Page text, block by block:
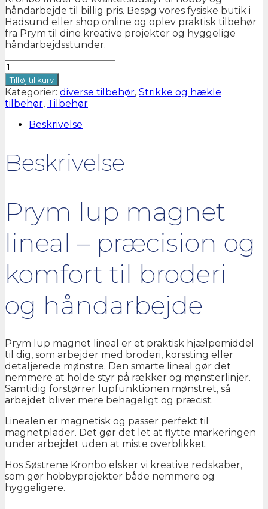
håndarbejde til billig pris. Besøg vores fysiske butik i
Hadsund eller shop online og oplev praktisk tilbehør
fra Prym til dine kreative projekter og hyggelige
håndarbejdsstunder.
Prym
lup
magnet
lineal
antal
Tilføj til kurv
Kategorier: diverse tilbehør, Strikke og hækle
tilbehør, Tilbehør
Beskrivelse
Beskrivelse
Prym lup magnet
lineal – præcision og
komfort til broderi
og håndarbejde
Prym lup magnet lineal er et praktisk hjælpemiddel
til dig, som arbejder med broderi, korssting eller
detaljerede mønstre. Den smarte lineal gør det
nemmere at holde styr på rækker og mønsterlinjer.
Samtidig forstørrer lupfunktionen mønstret, så
arbejdet bliver mere behageligt og præcist.
Linealen er magnetisk og passer perfekt til
magnetplader. Det gør det let at flytte markeringen
under arbejdet uden at miste overblikket.
Hos Søstrene Kronbo elsker vi kreative redskaber,
som gør hobbyprojekter både nemmere og
hyggeligere.